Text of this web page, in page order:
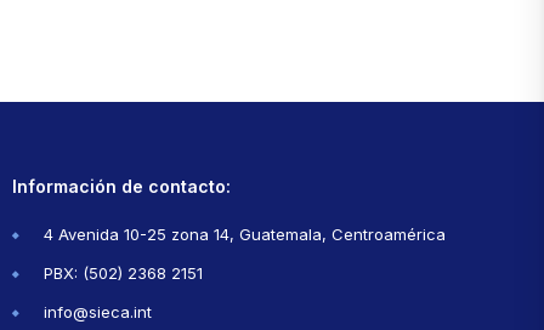
Información de contacto:
4 Avenida 10-25 zona 14, Guatemala, Centroamérica
PBX: (502) 2368 2151
info@sieca.int